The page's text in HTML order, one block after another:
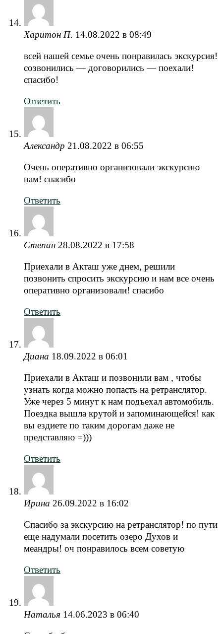
Харитон П. 14.08.2022 в 08:49
всей нашей семье очень понравилась экскурсия!
созвонились — договорились — поехали!
спасибо!
Ответить
Александр 21.08.2022 в 06:55
Очень оперативно организовали экскурсию
нам! спасибо
Ответить
Степан 28.08.2022 в 17:58
Приехали в Акташ уже днем, решили
позвонить спросить экскурсию и нам все очень
оперативно организовали! спасибо
Ответить
Диана 18.09.2022 в 06:01
Приехали в Акташ и позвонили вам , чтобы
узнать когда можно попасть на ретранслятор.
Уже через 5 минут к нам подъехал автомобиль.
Поездка вышла крутой и запоминающейся! как
вы ездиете по таким дорогам даже не
представляю =)))
Ответить
Ирина 26.09.2022 в 16:02
Спасибо за экскурсию на ретранслятор! по пути
еще надумали посетить озеро Духов и
меандры! оч понравилось всем советую
Ответить
Наталья 14.06.2023 в 06:40